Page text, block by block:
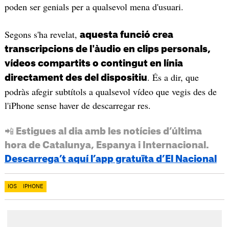
poden ser genials per a qualsevol mena d'usuari.
Segons s'ha revelat, aquesta funció crea
transcripcions de l'àudio en clips personals,
vídeos compartits o contingut en línia
directament des del dispositiu. És a dir, que
podràs afegir subtítols a qualsevol vídeo que vegis des de
l'iPhone sense haver de descarregar res.
📲 Estigues al dia amb les notícies d’última
hora de Catalunya, Espanya i Internacional.
Descarrega’t aquí l’app gratuïta d’El Nacional
IOS IPHONE